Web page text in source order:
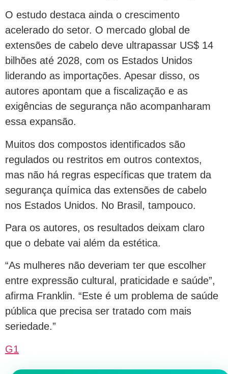
O estudo destaca ainda o crescimento
acelerado do setor. O mercado global de
extensões de cabelo deve ultrapassar US$ 14
bilhões até 2028, com os Estados Unidos
liderando as importações. Apesar disso, os
autores apontam que a fiscalização e as
exigências de segurança não acompanharam
essa expansão.
Muitos dos compostos identificados são
regulados ou restritos em outros contextos,
mas não há regras específicas que tratem da
segurança química das extensões de cabelo
nos Estados Unidos. No Brasil, tampouco.
Para os autores, os resultados deixam claro
que o debate vai além da estética.
“As mulheres não deveriam ter que escolher
entre expressão cultural, praticidade e saúde”,
afirma Franklin. “Este é um problema de saúde
pública que precisa ser tratado com mais
seriedade.”
G1